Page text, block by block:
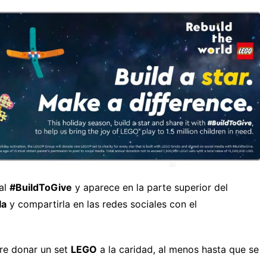
#BuildToGive y aparece en la parte superior del
y compartirla en las redes sociales con el
donar un set LEGO a la caridad, al menos hasta que se